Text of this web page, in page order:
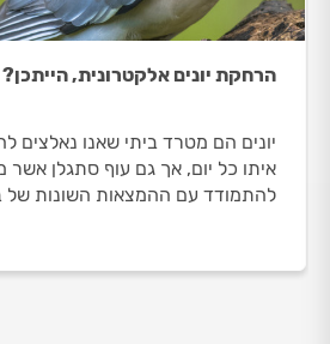
הרחקת יונים אלקטרונית, הייתכן?
יונים הם מטרד ביתי שאנו נאלצים
איתו כל יום, אך גם עוף סתגלן אשר
להתמודד עם ההמצאות השונות של
למיניהם. האם השיטה החדשה של
אלקטרונית עדיפה על פני